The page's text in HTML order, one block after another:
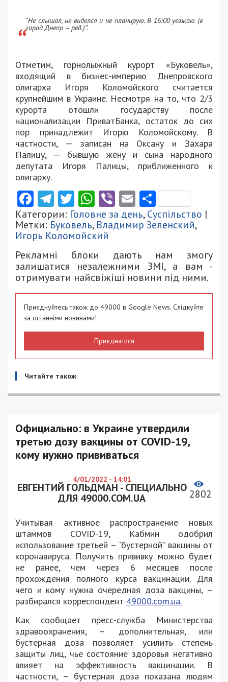
“Не слышал, не виделся и не планирую. В 16:00 уезжаю (в
город Днепр – ред.)”.
Отметим, горнолыжный курорт «Буковель»,
входящий в бизнес-империю Днепровского
олигарха Игоря Коломойского считается
крупнейшим в Украине. Несмотря на то, что 2/3
курорта отошли государству после
национализации ПриватБанка, остаток до сих
пор принадлежит Игорю Коломойскому. В
частности, — записан на Оксану и Захара
Палицу, — бывшую жену и сына народного
депутата Игоря Палицы, приближенного к
олигарху.
Facebook
Telegram
Twitter
WhatsApp
ViberEmail
Категории: Головне за день,Суспільство |
Метки: Буковель, Владимир Зеленский,
Игорь Коломойский
Рекламні блоки дають нам змогу
залишатися незалежними ЗМІ, а вам -
отримувати найсвіжіші новини під ними.
Приєднуйтесь також до 49000 в Google News. Слідкуйте
за останніми новинами!
Приєднатися
Читайте також
Официально: в Украине утвердили
третью дозу вакцины от COVID-19,
кому нужно прививаться
4/01/2022 - 14:01
ЕВГЕНТИЙ ГОЛЬДМАН - СПЕЦИАЛЬНО
ДЛЯ 49000.COM.UA
2802
Учитывая активное распространение новых
штаммов COVID-19, Кабмин одобрил
использование третьей – “бустерной” вакцины от
коронавируса. Получить прививку можно будет
не ранее, чем через 6 месяцев после
прохождения полного курса вакцинации. Для
чего и кому нужна очередная доза вакцины, –
разбирался корреспондент 49000.com.ua.
Как сообщает пресс-служба Министерства
здравоохранения, – дополнительная, или
бустерная доза позволяет усилить степень
защиты лиц, чье состояние здоровья негативно
влияет на эффективность вакцинации. В
частности, – бустерная доза показана людям